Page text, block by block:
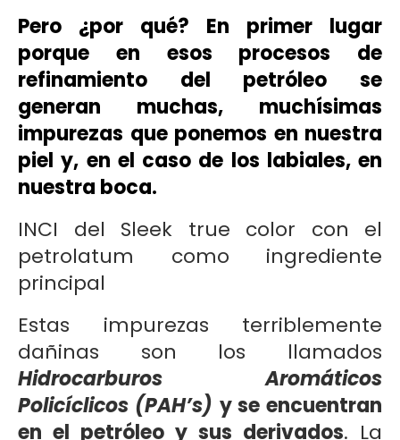
Pero ¿por qué? En primer lugar
porque en esos procesos de
refinamiento del petróleo se
generan muchas, muchísimas
impurezas que ponemos en nuestra
piel y, en el caso de los labiales, en
nuestra boca.
INCI del Sleek true color con el
petrolatum como ingrediente
principal
Estas impurezas terriblemente
dañinas son los llamados
Hidrocarburos Aromáticos
Policíclicos (PAH’s) y se encuentran
en el petróleo y sus derivados. La